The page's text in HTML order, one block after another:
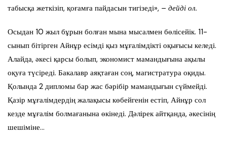
табысқа жеткізіп, қоғамға пайдасын тигізеді», – дейді ол.
Осыдан 10 жыл бұрын болған мына мысалмен бөлісейік. 11-
сынып бітірген Айнұр есімді қыз мұғалімдікті оқығысы келеді.
Алайда, әкесі қарсы болып, экономист мамандығына ақылы
оқуға түсіреді. Бакалавр аяқтаған соң, магистратура оқиды.
Қолында 2 дипломы бар жас бәрібір мамандығын сүймейді.
Қазір мұғалімдердің жалақысы көбейгенін естіп, Айнұр сол
кезде мұғалім болмағанына өкінеді. Дәлірек айтқанда, әкесінің
шешіміне…